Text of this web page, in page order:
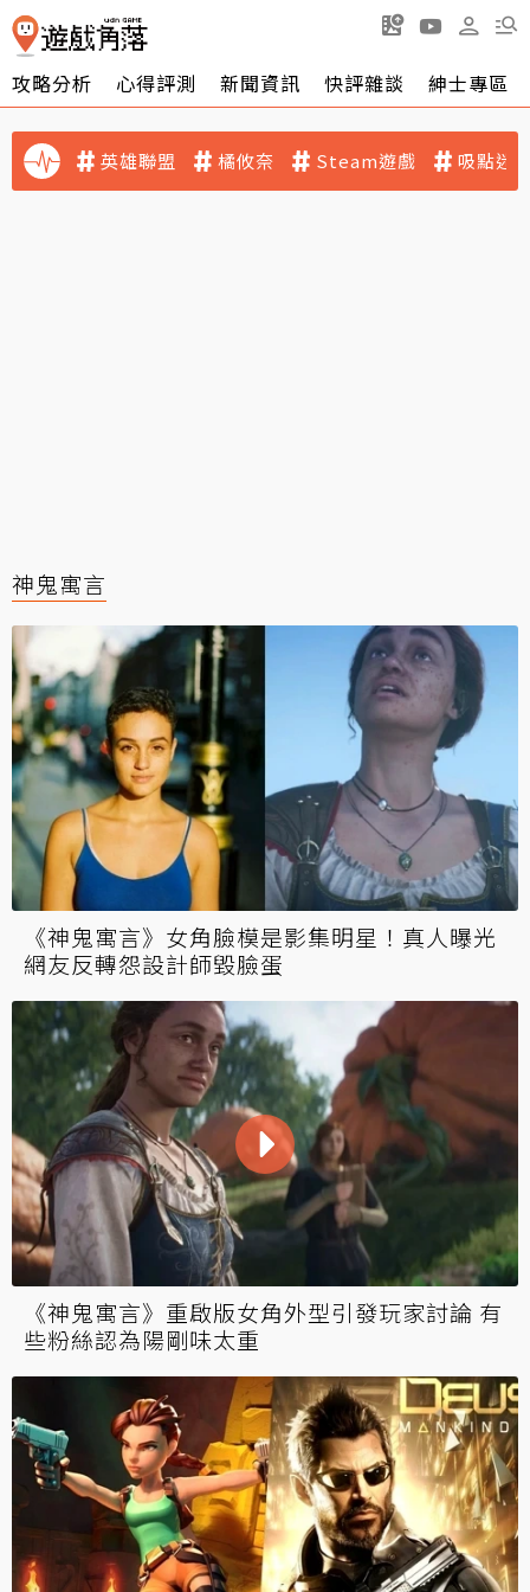
攻略分析 心得評測 新聞資訊 快評雜談 紳士專區
英雄聯盟 橘攸奈 Steam遊戲 吸點迷
神鬼寓言
《神鬼寓言》女角臉模是影集明星！真人曝光
網友反轉怨設計師毀臉蛋
《神鬼寓言》重啟版女角外型引發玩家討論 有
些粉絲認為陽剛味太重